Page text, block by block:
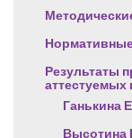
Результаты
аттестуемых
Ганькина
Высотина